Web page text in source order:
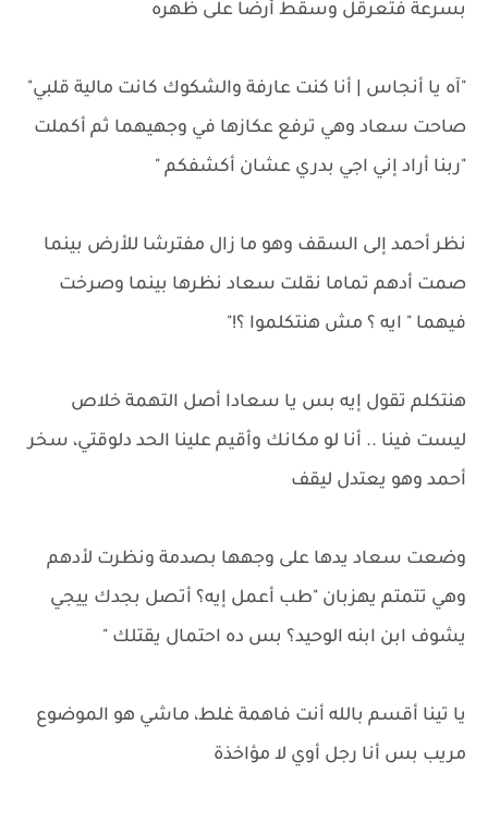
بسرعة فتعرقل وسقط أرضا على ظهره
"آه يا أنجاس | أنا كنت عارفة والشكوك كانت مالية قلبي"
صاحت سعاد وهي ترفع عكازها في وجهيهما ثم أكملت
"ربنا أراد إني اجي بدري عشان أكشفكم "
نظر أحمد إلى السقف وهو ما زال مفترشا للأرض بينما
صمت أدهم تماما نقلت سعاد نظرها بينما وصرخت
فيهما " ايه ؟ مش هنتكلموا ؟!"
هنتكلم تقول إيه بس يا سعادا أصل التهمة خلاص
ليست فينا .. أنا لو مكانك وأقيم علينا الحد دلوقتي، سخر
أحمد وهو يعتدل ليقف
وضعت سعاد يدها على وجهها بصدمة ونظرت لأدهم
وهي تتمتم يهزبان "طب أعمل إيه؟ أتصل بجدك ييجي
يشوف ابن ابنه الوحيد؟ بس ده احتمال يقتلك "
يا تينا أقسم بالله أنت فاهمة غلط، ماشي هو الموضوع
مريب بس أنا رجل أوي لا مؤاخذة